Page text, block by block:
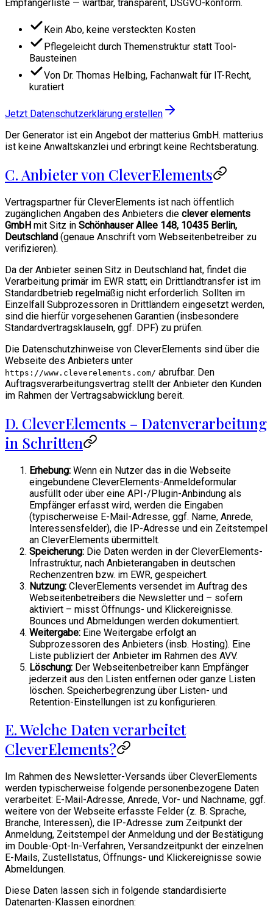
Empfängerliste — wartbar, transparent, DSGVO-konform.
Kein Abo, keine versteckten Kosten
Pflegeleicht durch Themenstruktur statt Tool-
Bausteinen
Von Dr. Thomas Helbing, Fachanwalt für IT-Recht,
kuratiert
Jetzt Datenschutzerklärung erstellen
Der Generator ist ein Angebot der matterius GmbH. matterius
ist keine Anwaltskanzlei und erbringt keine Rechtsberatung.
C. Anbieter von CleverElements
Vertragspartner für CleverElements ist nach öffentlich
zugänglichen Angaben des Anbieters die clever elements
GmbH mit Sitz in Schönhauser Allee 148, 10435 Berlin,
Deutschland (genaue Anschrift vom Webseitenbetreiber zu
verifizieren).
Da der Anbieter seinen Sitz in Deutschland hat, findet die
Verarbeitung primär im EWR statt; ein Drittlandtransfer ist im
Standardbetrieb regelmäßig nicht erforderlich. Sollten im
Einzelfall Subprozessoren in Drittländern eingesetzt werden,
sind die hierfür vorgesehenen Garantien (insbesondere
Standardvertragsklauseln, ggf. DPF) zu prüfen.
Die Datenschutzhinweise von CleverElements sind über die
Webseite des Anbieters unter
https://www.cleverelements.com/ abrufbar. Den
Auftragsverarbeitungsvertrag stellt der Anbieter den Kunden
im Rahmen der Vertragsabwicklung bereit.
D. CleverElements – Datenverarbeitung
in Schritten
Erhebung: Wenn ein Nutzer das in die Webseite
eingebundene CleverElements-Anmeldeformular
ausfüllt oder über eine API-/Plugin-Anbindung als
Empfänger erfasst wird, werden die Eingaben
(typischerweise E-Mail-Adresse, ggf. Name, Anrede,
Interessensfelder), die IP-Adresse und ein Zeitstempel
an CleverElements übermittelt.
Speicherung: Die Daten werden in der CleverElements-
Infrastruktur, nach Anbieterangaben in deutschen
Rechenzentren bzw. im EWR, gespeichert.
Nutzung: CleverElements versendet im Auftrag des
Webseitenbetreibers die Newsletter und – sofern
aktiviert – misst Öffnungs- und Klickereignisse.
Bounces und Abmeldungen werden dokumentiert.
Weitergabe: Eine Weitergabe erfolgt an
Subprozessoren des Anbieters (insb. Hosting). Eine
Liste publiziert der Anbieter im Rahmen des AVV.
Löschung: Der Webseitenbetreiber kann Empfänger
jederzeit aus den Listen entfernen oder ganze Listen
löschen. Speicherbegrenzung über Listen- und
Retention-Einstellungen ist zu konfigurieren.
E. Welche Daten verarbeitet
CleverElements?
Im Rahmen des Newsletter-Versands über CleverElements
werden typischerweise folgende personenbezogene Daten
verarbeitet: E-Mail-Adresse, Anrede, Vor- und Nachname, ggf.
weitere von der Webseite erfasste Felder (z. B. Sprache,
Branche, Interessen), die IP-Adresse zum Zeitpunkt der
Anmeldung, Zeitstempel der Anmeldung und der Bestätigung
im Double-Opt-In-Verfahren, Versandzeitpunkt der einzelnen
E-Mails, Zustellstatus, Öffnungs- und Klickereignisse sowie
Abmeldungen.
Diese Daten lassen sich in folgende standardisierte
Datenarten-Klassen einordnen: